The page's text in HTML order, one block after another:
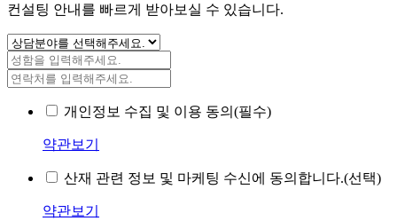
컨설팅 안내를 빠르게 받아보실 수 있습니다.
개인정보 수집 및 이용 동의(필수)
약관보기
산재 관련 정보 및 마케팅 수신에 동의합니다.(선택)
약관보기